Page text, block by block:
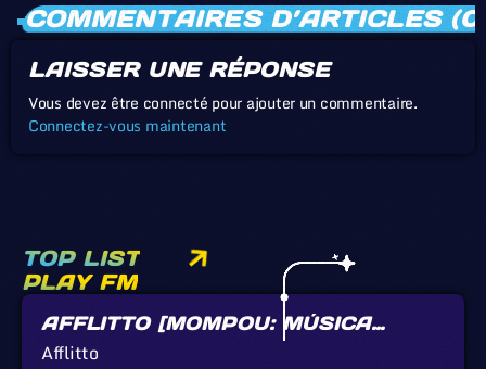
COMMENTAIRES D’ARTICLES
LAISSER UNE RÉPONSE
Vous devez être connecté pour ajouter un commentaire.
Connectez-vous maintenant
TOP LIST
PLAY FM
AFFLITTO [MOMPOU: MÚSICA
CALLADA]
Afflitto